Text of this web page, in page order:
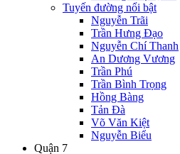
Tuyến đường nổi bật
Nguyễn Trãi
Trần Hưng Đạo
Nguyễn Chí Thanh
An Dương Vương
Trần Phú
Trần Bình Trọng
Hồng Bàng
Tản Đà
Võ Văn Kiệt
Nguyễn Biểu
Quận 7